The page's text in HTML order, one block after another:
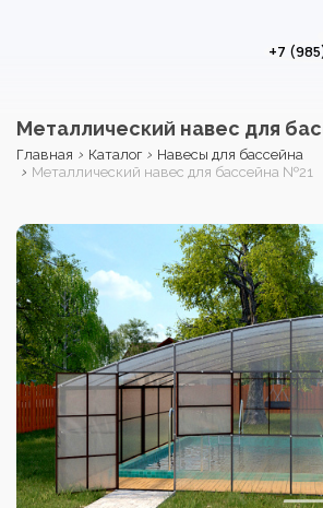
+7
Металлический навес для
Главная › Каталог › Навесы для бассейна
› Металлический навес для бассейна №21